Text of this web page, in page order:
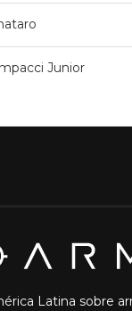
Junior
Latina sobre